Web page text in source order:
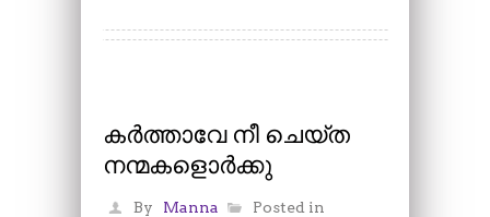
കർത്താവേ നീ ചെയ്ത
നന്മകളൊർക്കു
By Manna
Posted in